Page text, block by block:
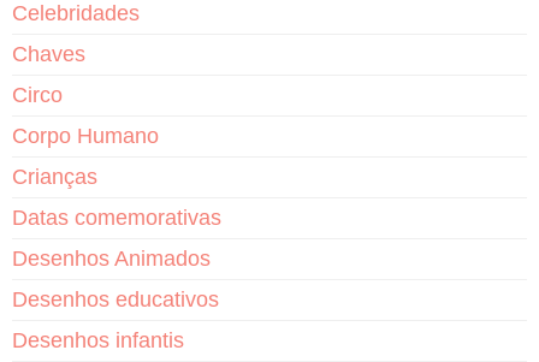
Celebridades
Chaves
Circo
Corpo Humano
Crianças
Datas comemorativas
Desenhos Animados
Desenhos educativos
Desenhos infantis